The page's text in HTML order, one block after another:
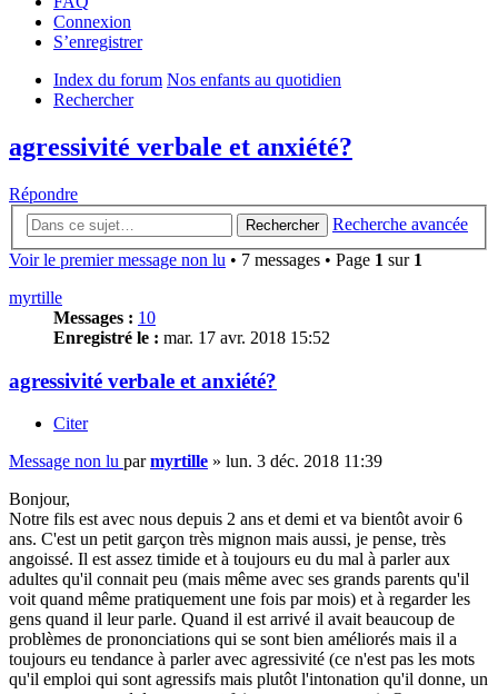
Connexion
S’enregistrer
Index du forum Nos enfants au quotidien
Rechercher
agressivité verbale et anxiété?
Répondre
Rechercher
Recherche avancée
Voir le premier message non lu • 7 messages • Page 1 sur 1
myrtille
Messages : 10
Enregistré le : mar. 17 avr. 2018 15:52
agressivité verbale et anxiété?
Citer
Message non lu parmyrtille » lun. 3 déc. 2018 11:39
Bonjour,
Notre fils est avec nous depuis 2 ans et demi et va bientôt avoir 6
ans. C'est un petit garçon très mignon mais aussi, je pense, très
angoissé. Il est assez timide et à toujours eu du mal à parler aux
adultes qu'il connait peu (mais même avec ses grands parents qu'il
voit quand même pratiquement une fois par mois) et à regarder les
gens quand il leur parle. Quand il est arrivé il avait beaucoup de
problèmes de prononciations qui se sont bien améliorés mais il a
toujours eu tendance à parler avec agressivité (ce n'est pas les mots
qu'il emploi qui sont agressifs mais plutôt l'intonation qu'il donne, un